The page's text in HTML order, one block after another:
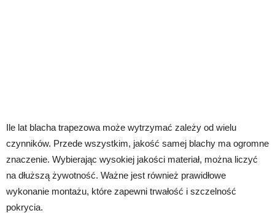
Ile lat blacha trapezowa może wytrzymać zależy od wielu
czynników. Przede wszystkim, jakość samej blachy ma ogromne
znaczenie. Wybierając wysokiej jakości materiał, można liczyć
na dłuższą żywotność. Ważne jest również prawidłowe
wykonanie montażu, które zapewni trwałość i szczelność
pokrycia.